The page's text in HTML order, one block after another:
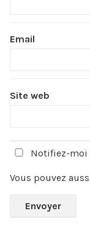
Email
Site web
Notifiez-moi
Vous pouvez